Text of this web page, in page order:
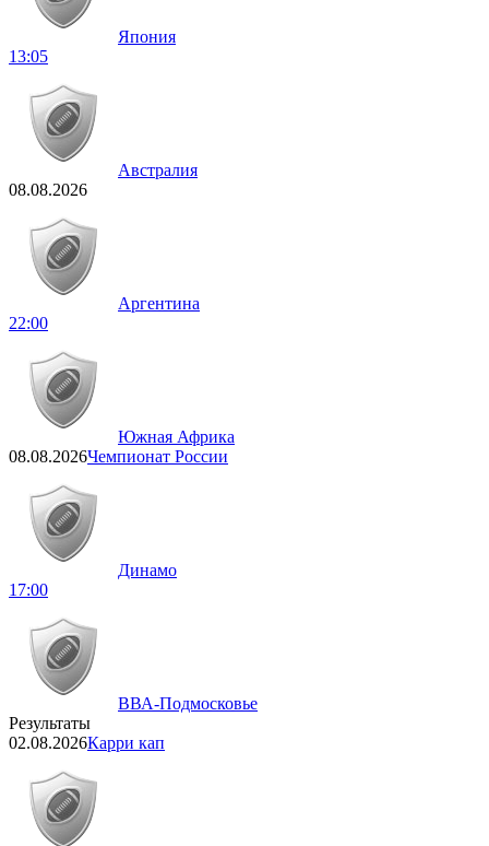
Япония
13:05
Австралия
08.08.2026
Аргентина
22:00
Южная Африка
08.08.2026Чемпионат России
Динамо
17:00
ВВА-Подмосковье
Результаты
02.08.2026Карри кап